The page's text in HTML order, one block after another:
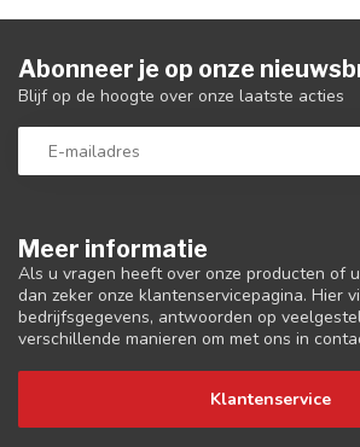
Meer informatie
Als u vragen heeft over onze producten of
dan zeker onze klantenservicepagina. Hier
bedrijfsgegevens, antwoorden op
verschillende manieren om met ons in
Klantenservice
Abonneer je op onze
Blijf op de hoogte over onze laatste acties